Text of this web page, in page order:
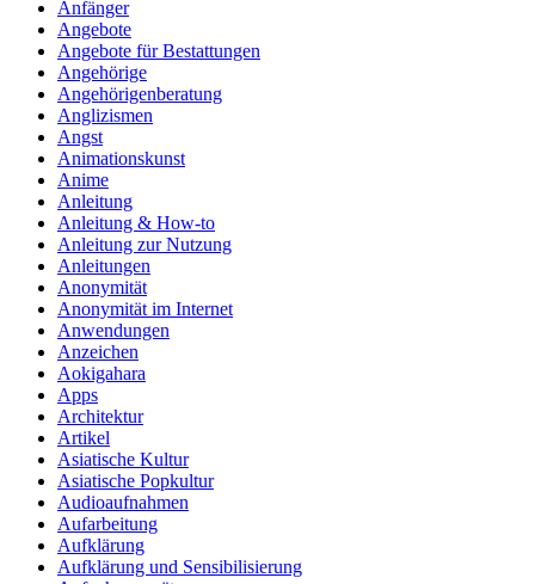
Anfänger
Angebote
Angebote für Bestattungen
Angehörige
Angehörigenberatung
Anglizismen
Angst
Animationskunst
Anime
Anleitung
Anleitung & How‑to
Anleitung zur Nutzung
Anleitungen
Anonymität
Anonymität im Internet
Anwendungen
Anzeichen
Aokigahara
Apps
Architektur
Artikel
Asiatische Kultur
Asiatische Popkultur
Audioaufnahmen
Aufarbeitung
Aufklärung
Aufklärung und Sensibilisierung